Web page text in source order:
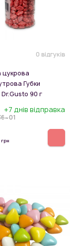
0 відгуків
цукрова
Губки
90 г
+7 днів відправка
грн